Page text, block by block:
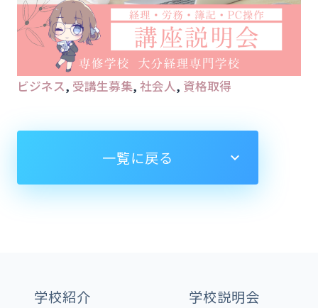
ビジネス, 受講生募集, 社会人, 資格取得
一覧に戻る
学校紹介 学校説明会